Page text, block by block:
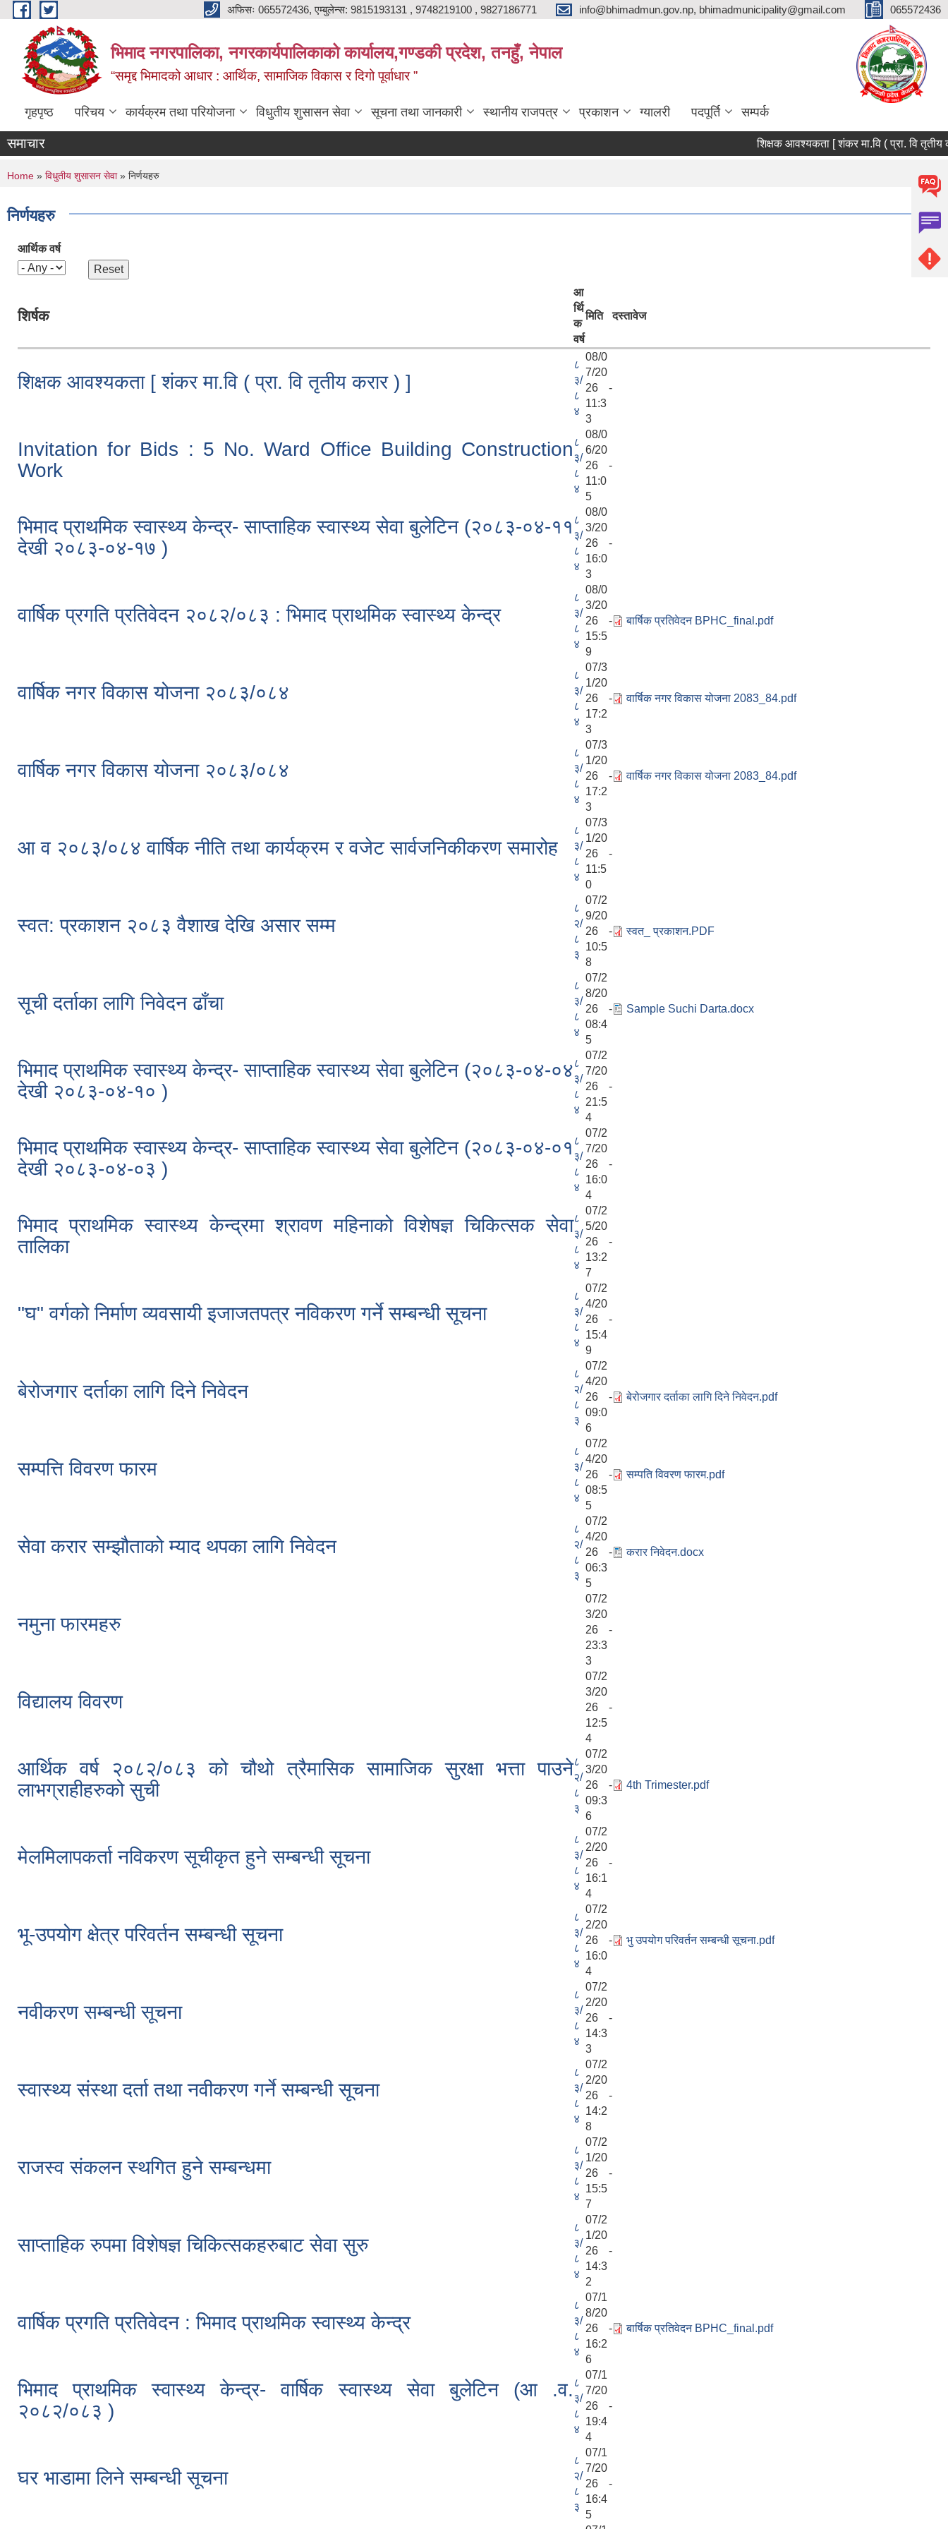
Skip to main content अफिसः 065572436, ‍‍एम्बुलेन्स: 9815193131 , 9748219100 , 9827186771 info@bhimadmun.gov.np, bhimadmunicipality@gmail.com 065572436
भिमाद नगरपालिका, नगरकार्यपालिकाको कार्यालय,गण्डकी प्रदेश, तनहुँ, नेपाल
“समृद्द भिमादको आधार : आर्थिक, सामाजिक विकास र दिगो पूर्वाधार ”
गृहपृष्ठ परिचय कार्यक्रम तथा परियोजना विधुतीय शुसासन सेवा सूचना तथा जानकारी स्थानीय राजपत्र प्रकाशन ग्यालरी पदपूर्ति सम्पर्क
समाचार शिक्षक आवश्यकता [ शंकर मा.वि ( प्रा. वि
You are here
Home » विधुतीय शुसासन सेवा» निर्णयहरु
निर्णयहरु
आर्थिक वर्ष
शिर्षक
आ
र्थि
क
वर्ष
मिति दस्तावेज
शिक्षक आवश्यकता [ शंकर मा.वि ( प्रा. वि तृतीय करार ) ]
८
३/
८
४
08/0
7/20
26 -
11:3
3
Invitation for Bids : 5 No. Ward Office Building Construction
Work
८
३/
८
४
08/0
6/20
26 -
11:0
5
भिमाद प्राथमिक स्वास्थ्य केन्द्र- साप्ताहिक स्वास्थ्य सेवा बुलेटिन (२०८३-०४-११
देखी २०८३-०४-१७ )
८
३/
८
४
08/0
3/20
26 -
16:0
3
वार्षिक प्रगति प्रतिवेदन २०८२/०८३ : भिमाद प्राथमिक स्वास्थ्य केन्द्र
८
३/
८
४
08/0
3/20
26 -
15:5
9
बार्षिक प्रतिवेदन BPHC_final.pdf
वार्षिक नगर विकास योजना २०८३/०८४
८
३/
८
४
07/3
1/20
26 -
17:2
3
वार्षिक नगर विकास योजना 2083_84.pdf
वार्षिक नगर विकास योजना २०८३/०८४
८
३/
८
४
07/3
1/20
26 -
17:2
3
वार्षिक नगर विकास योजना 2083_84.pdf
आ व २०८३/०८४ वार्षिक नीति तथा कार्यक्रम र वजेट सार्वजनिकीकरण समारोह
८
३/
८
४
07/3
1/20
26 -
11:5
0
स्वत: प्रकाशन २०८३ वैशाख देखि असार सम्म
८
२/
८
३
07/2
9/20
26 -
10:5
8
स्वत_ प्रकाशन.PDF
सूची दर्ताका लागि निवेदन ढाँचा
८
३/
८
४
07/2
8/20
26 -
08:4
5
Sample Suchi Darta.docx
भिमाद प्राथमिक स्वास्थ्य केन्द्र- साप्ताहिक स्वास्थ्य सेवा बुलेटिन (२०८३-०४-०४
देखी २०८३-०४-१० )
८
३/
८
४
07/2
7/20
26 -
21:5
4
भिमाद प्राथमिक स्वास्थ्य केन्द्र- साप्ताहिक स्वास्थ्य सेवा बुलेटिन (२०८३-०४-०१
देखी २०८३-०४-०३ )
८
३/
८
४
07/2
7/20
26 -
16:0
4
भिमाद प्राथमिक स्वास्थ्य केन्द्रमा श्रावण महिनाको विशेषज्ञ चिकित्सक सेवा
तालिका
८
३/
८
४
07/2
5/20
26 -
13:2
7
"घ" वर्गको निर्माण व्यवसायी इजाजतपत्र नविकरण गर्ने सम्बन्धी सूचना
८
३/
८
४
07/2
4/20
26 -
15:4
9
बेरोजगार दर्ताका लागि दिने निवेदन
८
२/
८
३
07/2
4/20
26 -
09:0
6
बेरोजगार दर्ताका लागि दिने निवेदन.pdf
सम्पत्ति विवरण फारम
८
३/
८
४
07/2
4/20
26 -
08:5
5
सम्पति विवरण फारम.pdf
सेवा करार सम्झौताको म्याद थपका लागि निवेदन
८
२/
८
३
07/2
4/20
26 -
06:3
5
करार निवेदन.docx
नमुना फारमहरु
07/2
3/20
26 -
23:3
3
विद्यालय विवरण
07/2
3/20
26 -
12:5
4
आर्थिक वर्ष २०८२/०८३ को चौथो त्रैमासिक सामाजिक सुरक्षा भत्ता पाउने
लाभग्राहीहरुको सुची
८
२/
८
३
07/2
3/20
26 -
09:3
6
4th Trimester.pdf
मेलमिलापकर्ता नविकरण सूचीकृत हुने सम्बन्धी सूचना
८
३/
८
४
07/2
2/20
26 -
16:1
4
भू-उपयोग क्षेत्र परिवर्तन सम्बन्धी सूचना
८
३/
८
४
07/2
2/20
26 -
16:0
4
भु उपयोग परिवर्तन सम्बन्धी सूचना.pdf
नवीकरण सम्बन्धी सूचना
८
३/
८
४
07/2
2/20
26 -
14:3
3
स्वास्थ्य संस्था दर्ता तथा नवीकरण गर्ने सम्बन्धी सूचना
८
३/
८
४
07/2
2/20
26 -
14:2
8
राजस्व संकलन स्थगित हुने सम्बन्धमा
८
३/
८
४
07/2
1/20
26 -
15:5
7
साप्ताहिक रुपमा विशेषज्ञ चिकित्सकहरुबाट सेवा सुरु
८
३/
८
४
07/2
1/20
26 -
14:3
2
वार्षिक प्रगति प्रतिवेदन : भिमाद प्राथमिक स्वास्थ्य केन्द्र
८
३/
८
४
07/1
8/20
26 -
16:2
6
बार्षिक प्रतिवेदन BPHC_final.pdf
भिमाद प्राथमिक स्वास्थ्य केन्द्र- वार्षिक स्वास्थ्य सेवा बुलेटिन (आ .व.
२०८२/०८३ )
८
३/
८
४
07/1
7/20
26 -
19:4
4
घर भाडामा लिने सम्बन्धी सूचना
८
२/
८
३
07/1
7/20
26 -
16:4
5